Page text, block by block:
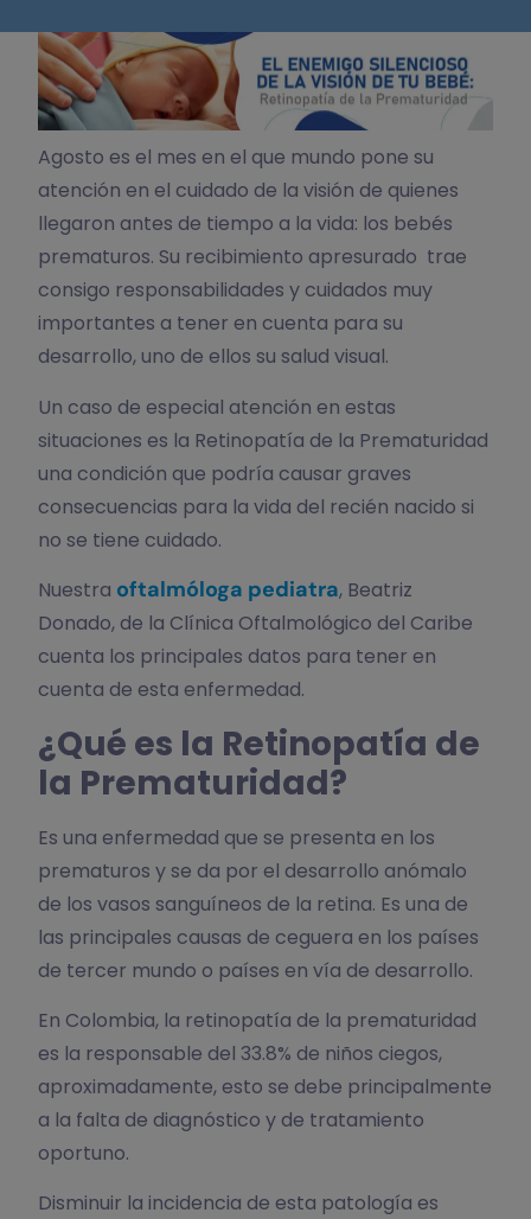
Agosto es el mes en el que mundo pone su
atención en el cuidado de la visión de quienes
llegaron antes de tiempo a la vida: los bebés
prematuros. Su recibimiento apresurado trae
consigo responsabilidades y cuidados muy
importantes a tener en cuenta para su
desarrollo, uno de ellos su salud visual.
Un caso de especial atención en estas
situaciones es la Retinopatía de la Prematuridad
una condición que podría causar graves
consecuencias para la vida del recién nacido si
no se tiene cuidado.
Nuestra oftalmóloga pediatra, Beatriz
Donado, de la Clínica Oftalmológico del Caribe
cuenta los principales datos para tener en
cuenta de esta enfermedad.
¿Qué es la Retinopatía de
la Prematuridad?
Es una enfermedad que se presenta en los
prematuros y se da por el desarrollo anómalo
de los vasos sanguíneos de la retina. Es una de
las principales causas de ceguera en los países
de tercer mundo o países en vía de desarrollo.
En Colombia, la retinopatía de la prematuridad
es la responsable del 33.8% de niños ciegos,
aproximadamente, esto se debe principalmente
a la falta de diagnóstico y de tratamiento
oportuno.
Disminuir la incidencia de esta patología es